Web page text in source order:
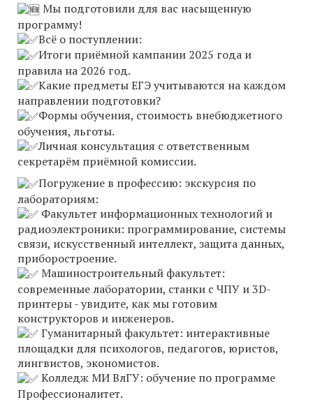
Мы подготовили для вас насыщенную
программу!
Всё о поступлении:
Итоги приёмной кампании 2025 года и
правила на 2026 год.
Какие предметы ЕГЭ учитываются на каждом
направлении подготовки?
Формы обучения, стоимость внебюджетного
обучения, льготы.
Личная консультация с ответственным
секретарём приёмной комиссии.
Погружение в профессию: экскурсия по
лабораториям:
Факультет информационных технологий и
радиоэлектроники: программирование, системы
связи, искусственный интеллект, защита данных,
приборостроение.
Машиностроительный факультет:
современные лаборатории, станки с ЧПУ и 3D-
принтеры - увидите, как мы готовим
конструкторов и инженеров.
Гуманитарный факультет: интерактивные
площадки для психологов, педагогов, юристов,
лингвистов, экономистов.
Колледж МИ ВлГУ: обучение по программе
Профессионалитет.